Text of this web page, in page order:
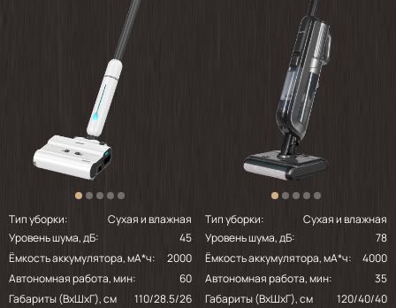
Тип уборки:
Сухая и влажная
Уровень шума, дБ:
45
Ёмкость аккумулятора, мА*ч:
2000
Автономная работа, мин:
60
Габариты (ВхШхГ), см
110/28.5/26
Тип уборки:
Сухая и влажная
Уровень шума, дБ:
78
Ёмкость аккумулятора, мА*ч:
4000
Автономная работа, мин:
35
Габариты (ВхШхГ), см
120/40/40